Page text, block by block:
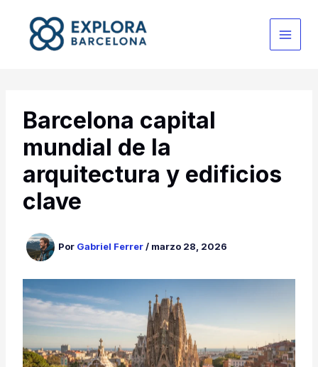
contenido
Barcelona capital
mundial de la
arquitectura y edificios
clave
Por Gabriel Ferrer/ marzo 28, 2026